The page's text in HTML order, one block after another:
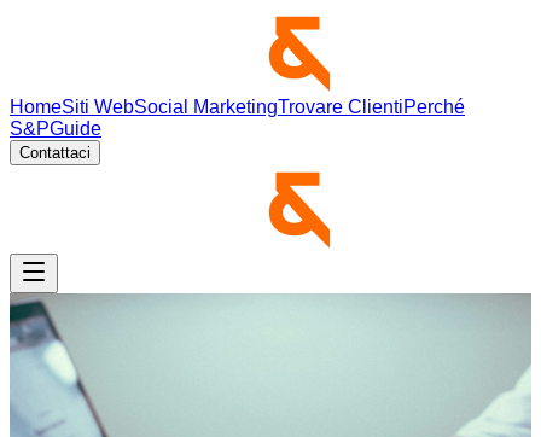
HomeSiti WebSocial MarketingTrovare ClientiPerché
S&PGuide
Contattaci